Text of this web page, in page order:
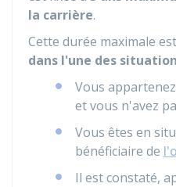
la carrière.
Cette durée maximale
dans l'une des
Vous
et vous n'avez
Vous êtes en
bénéficiaire de
Il est constaté,